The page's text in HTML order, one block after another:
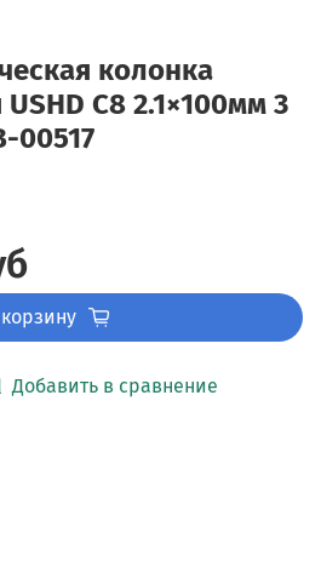
колонка
C8 2.1×100мм 3
00517
Добавить в сравнение